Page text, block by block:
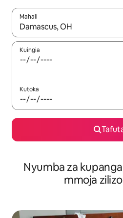
Mahali
Wakati matokeo yanapatikana,
Kuingia
Kutoka
Nyumba za
mmoja